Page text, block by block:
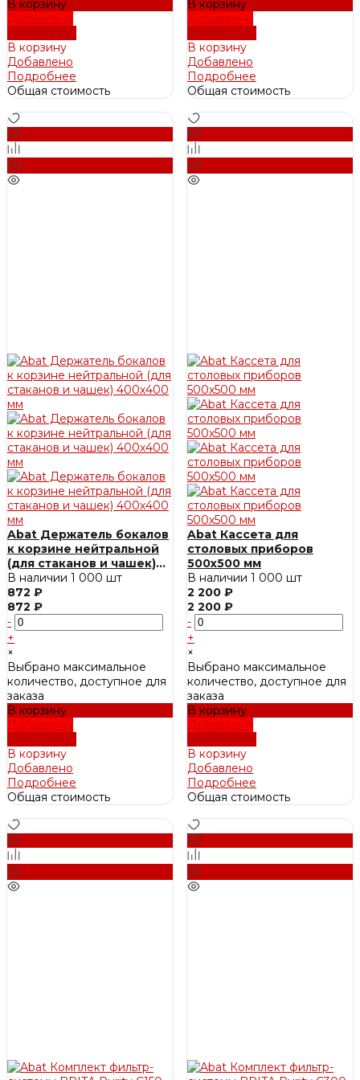
В корзину
Добавлено
В корзину
Добавлено
Подробнее
Общая стоимость
В корзину
Добавлено
В корзину
Добавлено
Подробнее
Общая стоимость
Abat Держатель бокалов
к корзине нейтральной
(для стаканов и чашек)
400х400 мм
В наличии 1 000 шт
872 ₽
872 ₽
-
+
×
Выбрано максимальное
количество, доступное для
заказа
В корзину
Добавлено
В корзину
Добавлено
Подробнее
Общая стоимость
Abat Кассета для
столовых приборов
500х500 мм
В наличии 1 000 шт
2 200 ₽
2 200 ₽
-
+
×
Выбрано максимальное
количество, доступное для
заказа
В корзину
Добавлено
В корзину
Добавлено
Подробнее
Общая стоимость